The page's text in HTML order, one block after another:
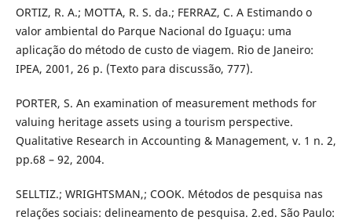
ORTIZ, R. A.; MOTTA, R. S. da.; FERRAZ, C. A Estimando o
valor ambiental do Parque Nacional do Iguaçu: uma
aplicação do método de custo de viagem. Rio de Janeiro:
IPEA, 2001, 26 p. (Texto para discussão, 777).
PORTER, S. An examination of measurement methods for
valuing heritage assets using a tourism perspective.
Qualitative Research in Accounting & Management, v. 1 n. 2,
pp.68 – 92, 2004.
SELLTIZ.; WRIGHTSMAN,; COOK. Métodos de pesquisa nas
relações sociais: delineamento de pesquisa. 2.ed. São Paulo: